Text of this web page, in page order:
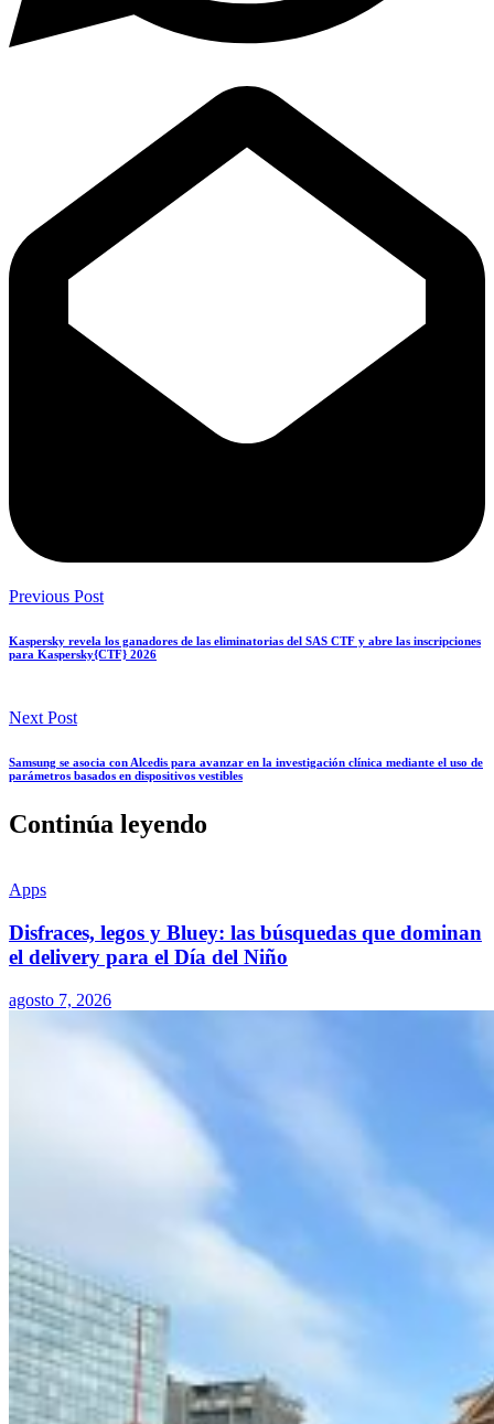
Previous Post
Kaspersky revela los ganadores de las eliminatorias del SAS CTF y abre las inscripciones
para Kaspersky{CTF} 2026
Next Post
Samsung se asocia con Alcedis para avanzar en la investigación clínica mediante el uso de
parámetros basados en dispositivos vestibles
Continúa leyendo
Apps
Disfraces, legos y Bluey: las búsquedas que dominan
el delivery para el Día del Niño
agosto 7, 2026